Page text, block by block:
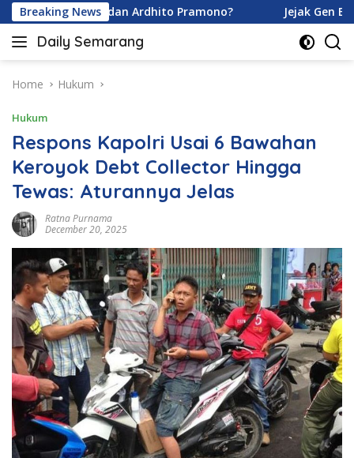
Skip
to
content
Breaking News
Karamoy dan Ardhito Pramono? Jejak Gen Buka
Daily Semarang
"Semarang
Ini:
Terkini
untuk
Anda"
Home Hukum
Hukum
Respons Kapolri Usai 6 Bawahan
Keroyok Debt Collector Hingga
Tewas: Aturannya Jelas
Ratna Purnama
December 20, 2025